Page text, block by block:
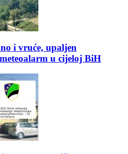
i vruće, upaljen
u cijeloj BiH